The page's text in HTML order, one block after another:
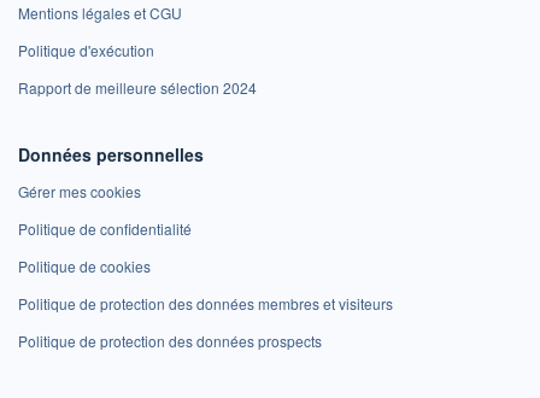
Mentions légales et CGU
Politique d'exécution
Rapport de meilleure sélection 2024
Données personnelles
Gérer mes cookies
Politique de confidentialité
Politique de cookies
Politique de protection des données membres et visiteurs
Politique de protection des données prospects